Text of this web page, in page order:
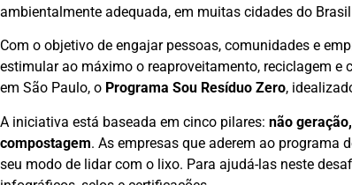
ambientalmente adequada, em muitas cidades do
Com o objetivo de engajar pessoas, comunidades e
estimular ao máximo o reaproveitamento, reciclagem
em São Paulo, o Programa Sou Resíduo Zero,
A iniciativa está baseada em cinco pilares: não
compostagem. As empresas que aderem ao programa
seu modo de lidar com o lixo. Para ajudá-las neste